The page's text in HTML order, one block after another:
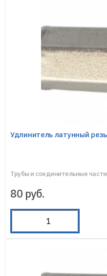
Удлинитель латунный
Трубы и соединительные части
80 руб.